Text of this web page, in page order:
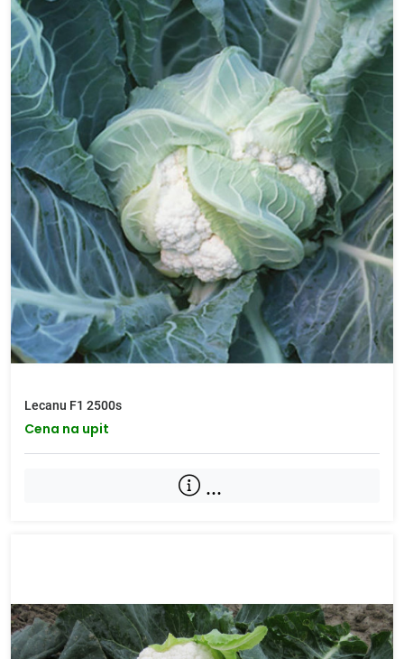
Lecanu F1 2500s
Cena na upit
...